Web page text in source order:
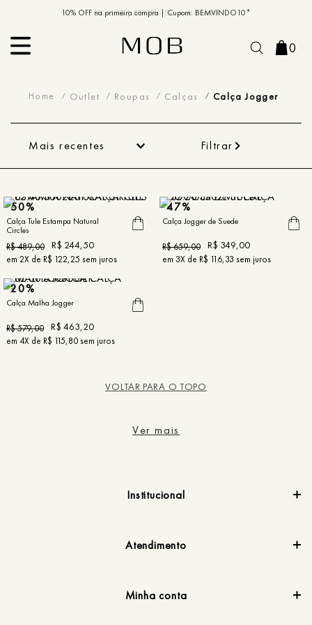
PIX MOB | 5%OFF - Seu look merece!
10% OFF na primeira compra | Cupom: BEMVINDO10*
0
Calça Jogger
Outlet Roupas Calças Calça Jogger
Mais recentes Filtrar
50%
Calça Tule Estampa Natural
Circles
R$489,00 R$ 244,50
em 2X de R$ 122,25 sem juros
47%
Calça Jogger de Suede
R$659,00 R$ 349,00
em 3X de R$ 116,33 sem juros
20%
Calça Malha Jogger
R$579,00 R$ 463,20
em 4X de R$ 115,80sem juros
VOLTAR PARA O TOPO
Ver mais
Institucional
Atendimento
Minha conta